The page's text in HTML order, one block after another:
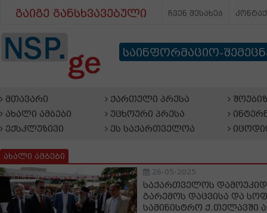
გაიგე განსხვავებული ჩვენ შესახებ
საინფორმაციო-
მთავარი
ახალი ამბები
ექსკლუზივი
ქართული პრესა
უცხოური პრესა
ეს საქართველოა
ახალი ამბები
26-05-2025
საქართველოს
გარემოს დაცვისა და
სამინისტრო ქ.თელავში